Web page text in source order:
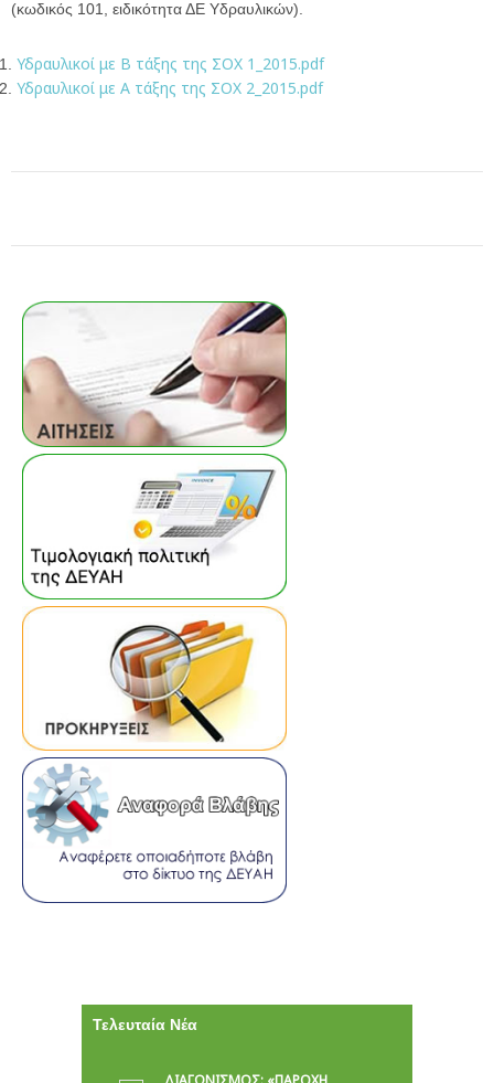
(κωδικός 101, ειδικότητα ΔΕ Υδραυλικών).
Υδραυλικοί με Β τάξης της ΣΟΧ 1_2015.pdf
Υδραυλικοί με Α τάξης της ΣΟΧ 2_2015.pdf
Τελευταία Νέα